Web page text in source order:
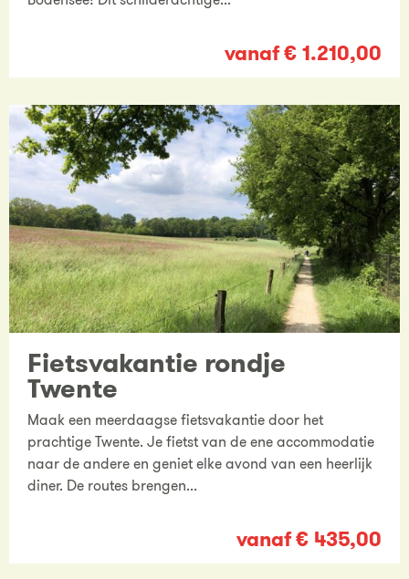
vanaf € 1.210,00
Fietsvakantie rondje
Twente
Maak een meerdaagse fietsvakantie door het
prachtige Twente. Je fietst van de ene accommodatie
naar de andere en geniet elke avond van een heerlijk
diner. De routes brengen...
vanaf € 435,00